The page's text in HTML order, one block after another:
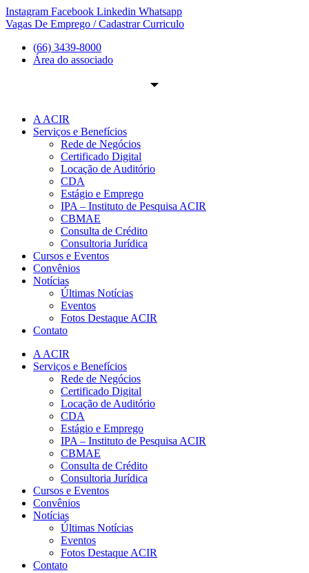
Ir
para
conteúdo
Instagram Facebook Linkedin Whatsapp
Vagas De Emprego / Cadastrar Curriculo
(66) 3439-8000
Área do associado
A ACIR
Serviços e Benefícios
Rede de Negócios
Certificado Digital
Locação de Auditório
CDA
Estágio e Emprego
IPA – Instituto de Pesquisa ACIR
CBMAE
Consulta de Crédito
Consultoria Jurídica
Cursos e Eventos
Convênios
Notícias
Últimas Notícias
Eventos
Fotos Destaque ACIR
Contato
A ACIR
Serviços e Benefícios
Rede de Negócios
Certificado Digital
Locação de Auditório
CDA
Estágio e Emprego
IPA – Instituto de Pesquisa ACIR
CBMAE
Consulta de Crédito
Consultoria Jurídica
Cursos e Eventos
Convênios
Notícias
Últimas Notícias
Eventos
Fotos Destaque ACIR
Contato